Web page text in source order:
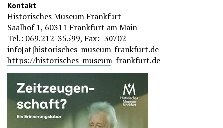
Kontakt
Historisches Museum Frankfurt
Saalhof 1, 60311 Frankfurt am Main
Tel.: 069.212-35599, Fax: -30702
info[at]historisches-museum-frankfurt.de
https://historisches-museum-frankfurt.de